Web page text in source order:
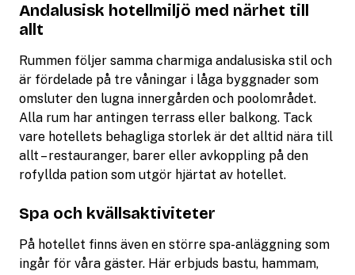
Andalusisk hotellmiljö med närhet till
allt
Rummen följer samma charmiga andalusiska stil och
är fördelade på tre våningar i låga byggnader som
omsluter den lugna innergården och poolområdet.
Alla rum har antingen terrass eller balkong. Tack
vare hotellets behagliga storlek är det alltid nära till
allt – restauranger, barer eller avkoppling på den
rofyllda pation som utgör hjärtat av hotellet.
Spa och kvällsaktiviteter
På hotellet finns även en större spa-anläggning som
ingår för våra gäster. Här erbjuds bastu, hammam,